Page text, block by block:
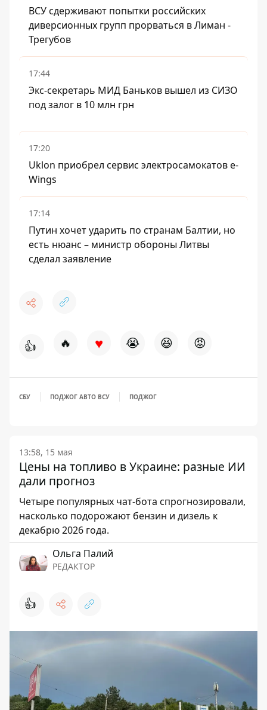
ВСУ сдерживают попытки российских
диверсионных групп прорваться в Лиман -
Трегубов
17:44
Экс-секретарь МИД Баньков вышел из СИЗО
под залог в 10 млн грн
17:20
Uklon приобрел сервис электросамокатов e-
Wings
17:14
Путин хочет ударить по странам Балтии, но
есть нюанс – министр обороны Литвы
сделал заявление
👍 🔥 ♥ 😭 😆 😡
СБУ ПОДЖОГ АВТО ВСУ ПОДЖОГ
13:58, 15 мая
Цены на топливо в Украине: разные ИИ
дали прогноз
Четыре популярных чат-бота спрогнозировали,
насколько подорожают бензин и дизель к
декабрю 2026 года.
Ольга Палий
РЕДАКТОР
👍